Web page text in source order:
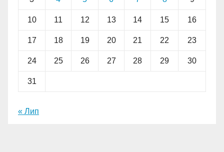
10 11 12 13 14 15 16
17 18 19 20 21 22 23
24 25 26 27 28 29 30
31
« Лип